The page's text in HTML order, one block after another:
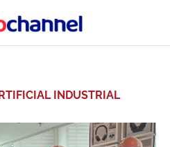
INDUSTRIAL